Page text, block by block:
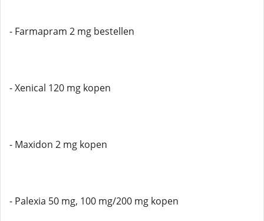
- Farmapram 2 mg bestellen
- Xenical 120 mg kopen
- Maxidon 2 mg kopen
- Palexia 50 mg, 100 mg/200 mg kopen